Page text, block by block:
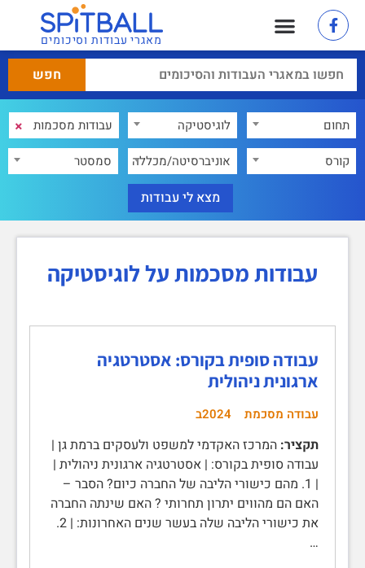
מאגרי עבודות וסיכומים
תחום לוגיסטיקה ×
קורס אוניברסיטה/מכללה סמסטר
עבודות מסכמות על לוגיסטיקה
עבודה סופית בקורס: אסטרטגיה
ארגונית ניהולית
עבודה מסכמת 2024ב
תקציר: המרכז האקדמי למשפט ולעסקים ברמת גן |
עבודה סופית בקורס: | אסטרטגיה ארגונית ניהולית |
| 1. מהם כישורי הליבה של החברה כיום? הסבר –
האם הם מהווים יתרון תחרותי ? האם שינתה החברה
את כישורי הליבה שלה בעשר שנים האחרונות: | 2.
…